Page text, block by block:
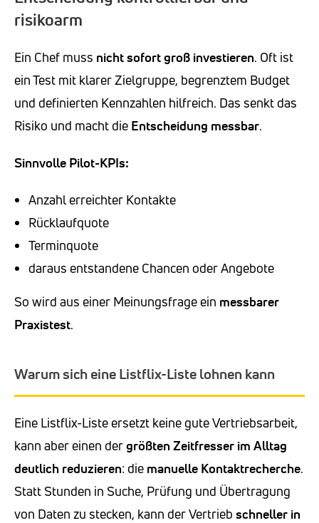
risikoarm
Ein Chef muss nicht sofort groß investieren. Oft ist
ein Test mit klarer Zielgruppe, begrenztem Budget
und definierten Kennzahlen hilfreich. Das senkt das
Risiko und macht die Entscheidung messbar.
Sinnvolle Pilot-KPIs:
Anzahl erreichter Kontakte
Rücklaufquote
Terminquote
daraus entstandene Chancen oder Angebote
So wird aus einer Meinungsfrage ein messbarer
Praxistest.
Warum sich eine Listflix-Liste lohnen kann
Eine Listflix-Liste ersetzt keine gute Vertriebsarbeit,
kann aber einen dergrößten Zeitfresser im Alltag
deutlich reduzieren: die manuelle Kontaktrecherche.
Statt Stunden in Suche, Prüfung und Übertragung
von Daten zu stecken, kann der Vertrieb schneller in